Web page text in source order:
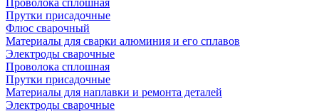
Проволока сплошная
Прутки присадочные
Флюс сварочный
Материалы для сварки алюминия и его сплавов
Электроды сварочные
Проволока сплошная
Прутки присадочные
Материалы для наплавки и ремонта деталей
Электроды сварочные